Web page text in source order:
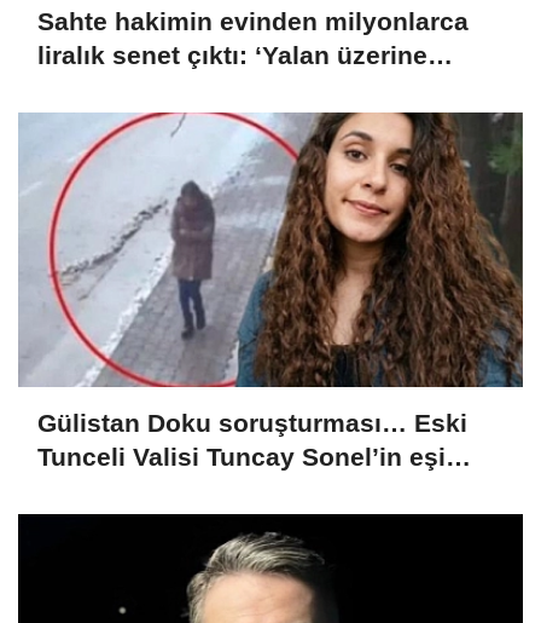
Sahte hakimin evinden milyonlarca
liralık senet çıktı: ‘Yalan üzerine
Gülistan Doku soruşturması… Eski
Tunceli Valisi Tuncay Sonel’in eşi